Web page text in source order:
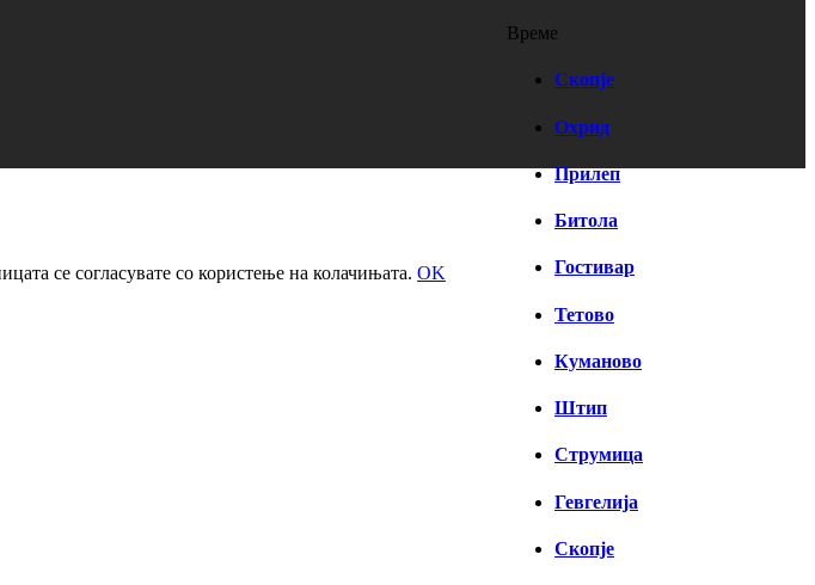
Време
Скопје
Охрид
Прилеп
Битола
Гостивар
Тетово
Куманово
Штип
Струмица
Гевгелија
Скопје
се согласувате со користење на колачињата. OK